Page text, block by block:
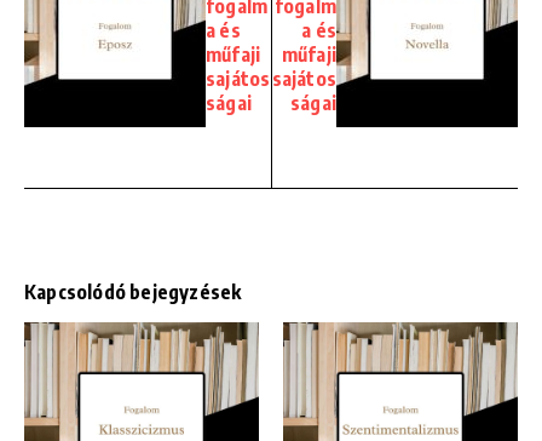
fogalm
a és
műfaji
sajátos
ságai
fogalm
a és
műfaji
sajátos
ságai
Kapcsolódó bejegyzések